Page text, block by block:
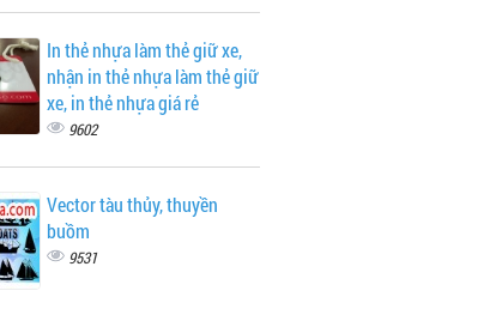
In thẻ nhựa làm thẻ giữ xe,
nhận in thẻ nhựa làm thẻ giữ
xe, in thẻ nhựa giá rẻ
9602
Vector tàu thủy, thuyền
buồm
9531